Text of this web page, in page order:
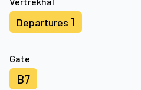
Departures 1
Gate
B7